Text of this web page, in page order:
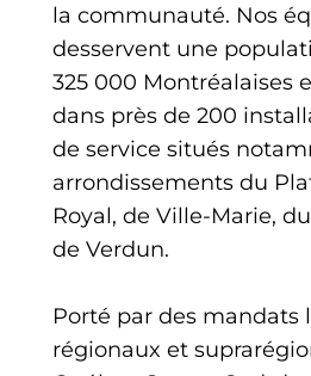
la communauté. Nos
desservent une
325 000 Montréalaises
dans près de 200
de service situés
arrondissements du
Royal, de Ville-Marie,
de Verdun.
Porté par des mandats
régionaux et